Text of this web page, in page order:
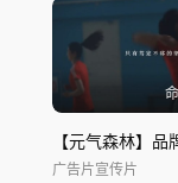
广告片宣传片